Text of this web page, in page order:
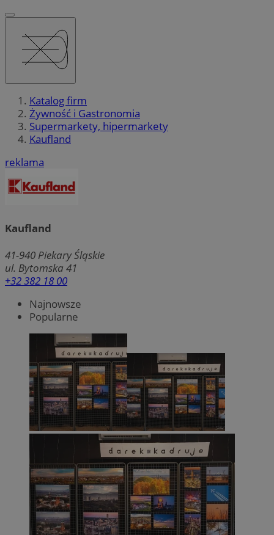
Katalog firm
Żywność i Gastronomia
Supermarkety, hipermarkety
Kaufland
reklama
Kaufland
41-940 Piekary Śląskie
ul. Bytomska 41
+32 382 18 00
Najnowsze
Popularne